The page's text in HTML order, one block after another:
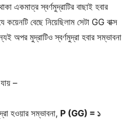
একমাত্র স্বর্ণমুদ্রাটির বাছাই হবার
বেছে নিয়েছিলাম সেটা GG বাক্স
মুদ্রাটিও স্বর্ণমুদ্রা হবার সম্ভাবনা
–
হওয়ার সম্ভাবনা, P (GG) = ১